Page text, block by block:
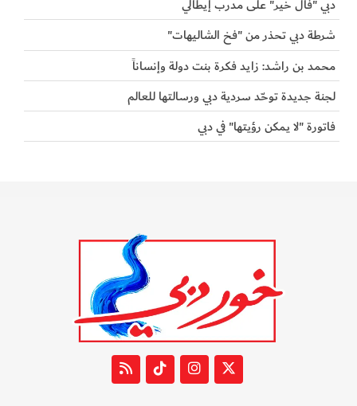
دبي "فأل خير" على مدرب إيطالي
شرطة دبي تحذر من "فخ الشاليهات"
محمد بن راشد: زايد فكرة بنت دولة وإنساناً
لجنة جديدة توحّد سردية دبي ورسالتها للعالم
فاتورة "لا يمكن رؤيتها" في دبي